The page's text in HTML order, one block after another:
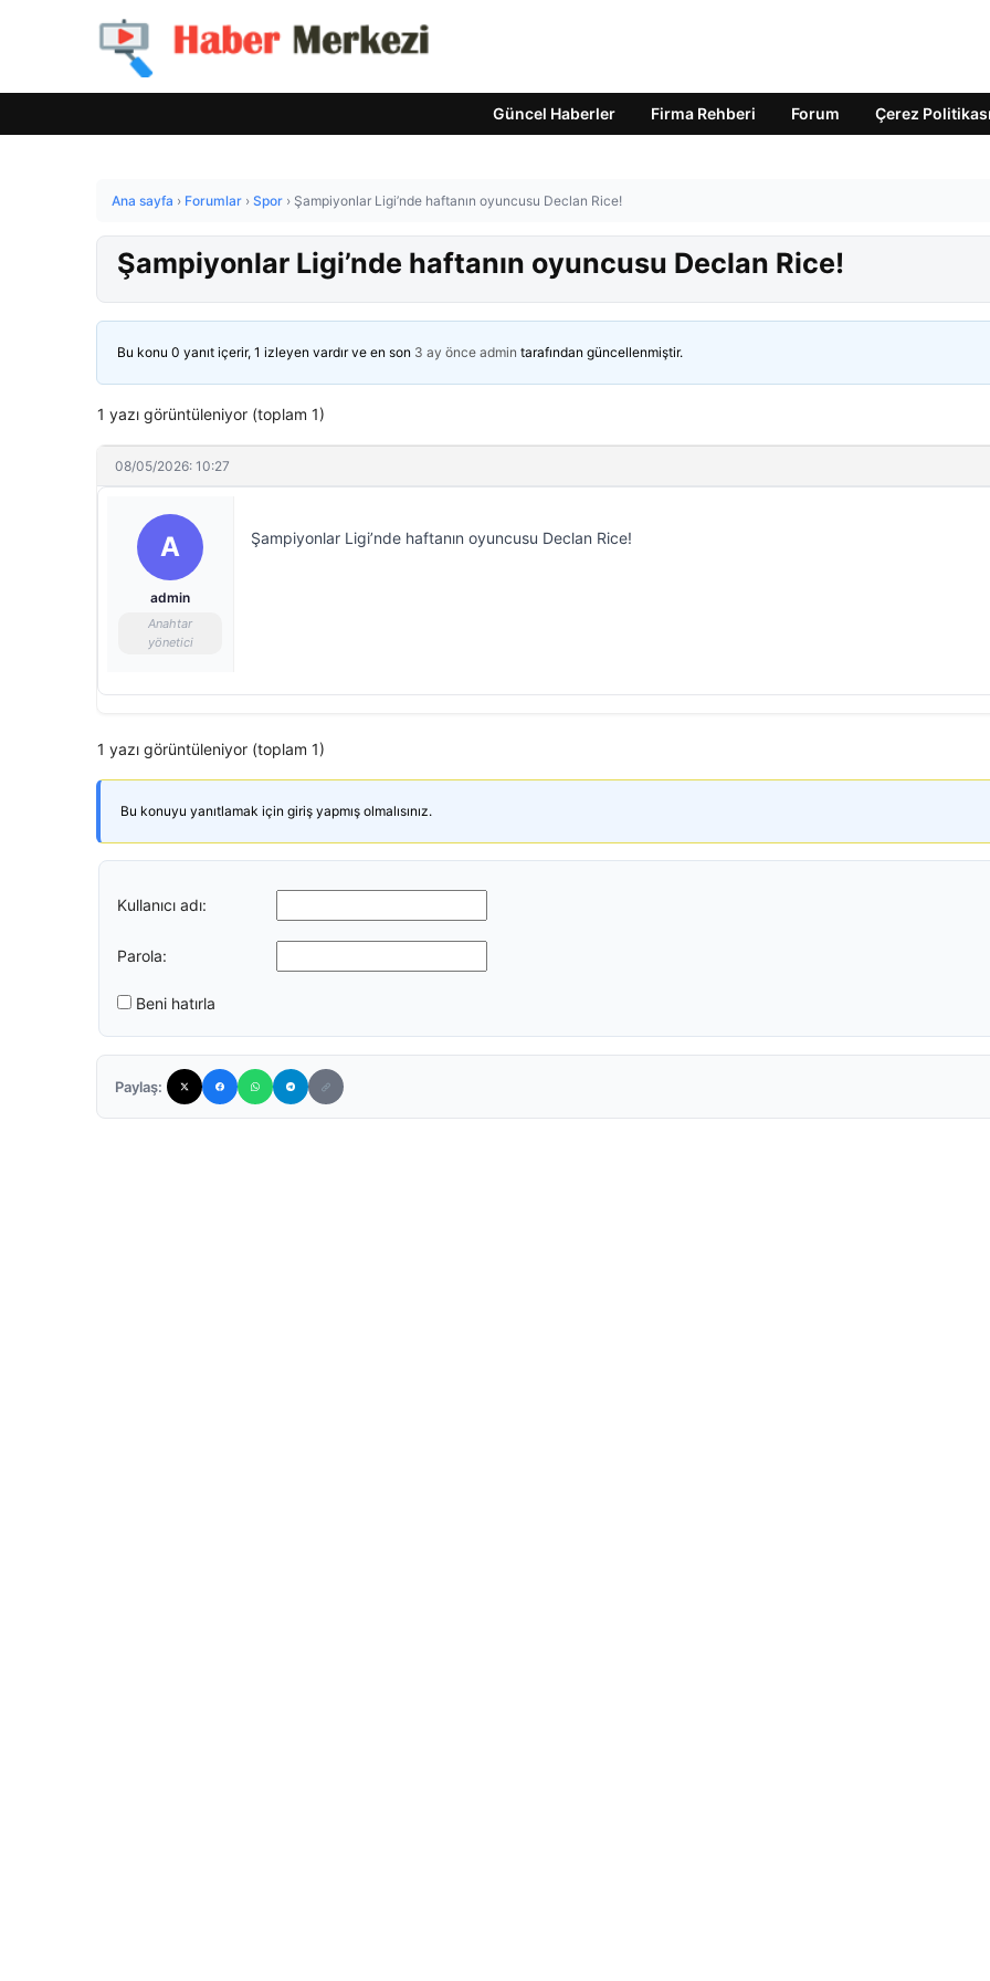
Güncel Haberler Firma Rehberi Forum Çerez Politikası
Ana sayfa › Forumlar › Spor › Şampiyonlar Ligi’nde haftanın oyuncusu Declan Rice!
Şampiyonlar Ligi’nde haftanın oyuncusu Declan Rice!
Bu konu 0 yanıt içerir, 1 izleyen vardır ve en son 3 ay önce admin tarafından güncellenmiştir.
1 yazı görüntüleniyor (toplam 1)
08/05/2026: 10:27
A
admin
Anahtar
yönetici
Şampiyonlar Ligi’nde haftanın oyuncusu Declan Rice!
1 yazı görüntüleniyor (toplam 1)
Bu konuyu yanıtlamak için giriş yapmış olmalısınız.
Kullanıcı adı:
Parola:
Beni hatırla
Paylaş: